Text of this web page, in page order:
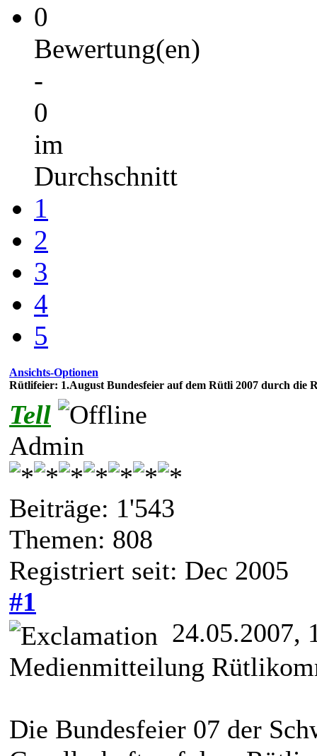
0
Bewertung(en)
-
0
im
Durchschnitt
1
2
3
4
5
Ansichts-Optionen
Rütlifeier: 1.August Bundesfeier auf dem Rütli 2007 durch die
Tell
Admin
Beiträge: 1'543
Themen: 808
Registriert seit: Dec 2005
#1
24.05.2007,
Medienmitteilung
Die Bundesfeier 07 der